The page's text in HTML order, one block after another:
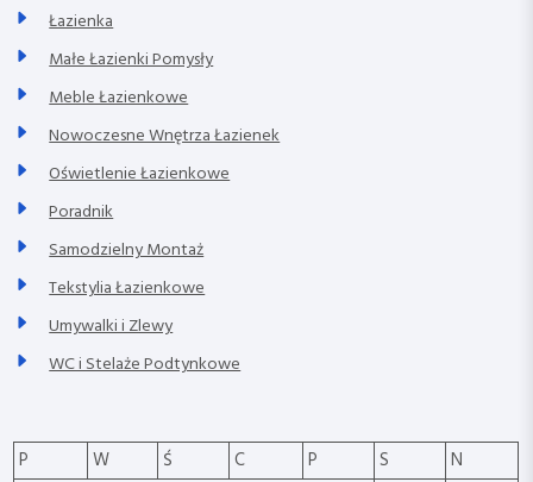
Łazienka
Małe Łazienki Pomysły
Meble Łazienkowe
Nowoczesne Wnętrza Łazienek
Oświetlenie Łazienkowe
Poradnik
Samodzielny Montaż
Tekstylia Łazienkowe
Umywalki i Zlewy
WC i Stelaże Podtynkowe
P W Ś C P S
N